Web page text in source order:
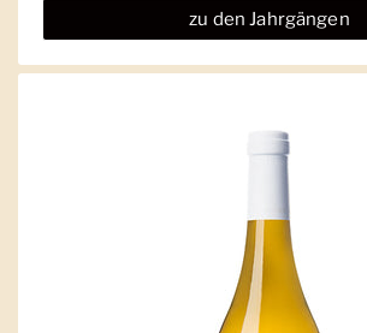
zu den Jahrgängen